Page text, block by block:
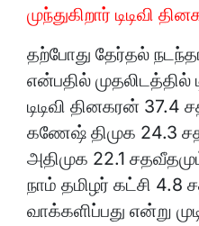
முந்துகிறார் டிடிவி
தற்போது தேர்தல்
என்பதில் முதலிடத்தில்
டிடிவி தினகரன் 37.4
கணேஷ் திமுக 24.3
அதிமுக 22.1
நாம் தமிழர் கட்சி 4.8
வாக்களிப்பது என்று